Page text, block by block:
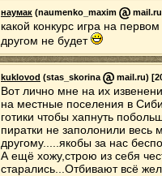
наумак (naumenko_maxim
какой конкурс игра на
другом не будет
kuklovod (stas_skorina mail.ru)
Вот лично мне на их
на местные поселения в
готики чтобы хапнуть
пиратки не заполонили весь
другому.....якобы за нас
А ещё хожу,строю из себя
старались...Отбивают всё